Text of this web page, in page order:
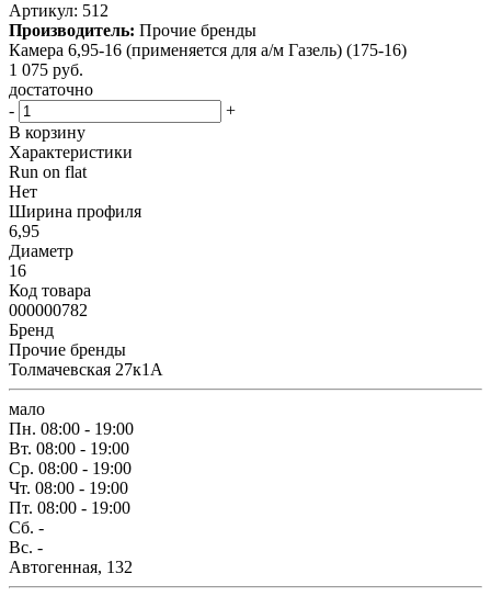
Артикул: 512
Производитель: Прочие бренды
Камера 6,95-16 (применяется для а/м Газель) (175-16)
1 075 руб.
достаточно
-
+
В корзину
Характеристики
Run on flat
Нет
Ширина профиля
6,95
Диаметр
16
Код товара
000000782
Бренд
Прочие бренды
Толмачевская 27к1А
мало
Пн. 08:00 - 19:00
Вт. 08:00 - 19:00
Ср. 08:00 - 19:00
Чт. 08:00 - 19:00
Пт. 08:00 - 19:00
Сб. -
Вс. -
Автогенная, 132